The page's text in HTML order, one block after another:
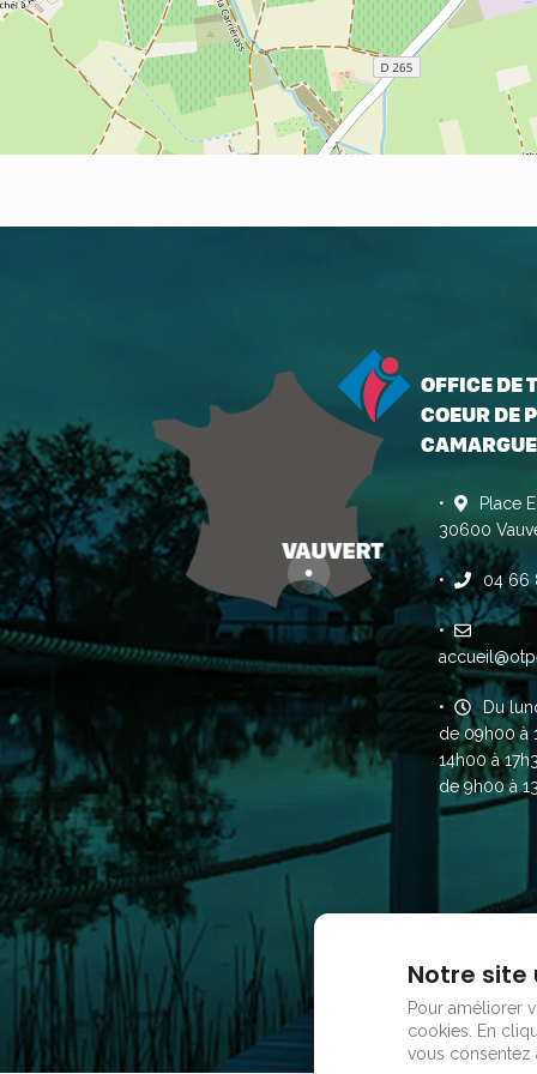
OFFICE DE
COEUR DE
CAMARGUE
Place
30600
04 66
Du
de 09h00 à
14h00 à
de 9h00 à
Notre site
Pour améliorer
cookies.
En
vous consentez